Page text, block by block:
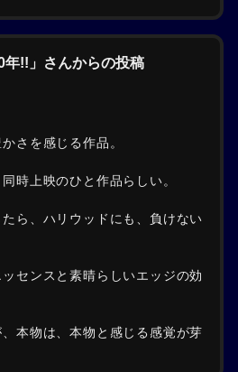
年!!」さんからの投稿
さを感じる作品。
時上映のひと作品らしい。
ら、ハリウッドにも、負けない
センスと素晴らしいエッジの効
本物は、本物と感じる感覚が芽